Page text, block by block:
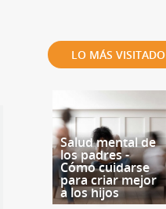
LO MÁS VISITADO
Salud mental de
los padres -
Cómo cuidarse
para criar mejor
a los hijos